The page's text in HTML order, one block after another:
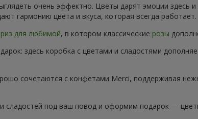
очень эффектно. Цветы дарят эмоции здесь и
гармонию цвета и вкуса, которая всегда
для любимой, в котором классические розы
здесь коробка с цветами и сладостями
сочетаются с конфетами Merci, поддерживая
сладостей под ваш повод и оформим подарок —